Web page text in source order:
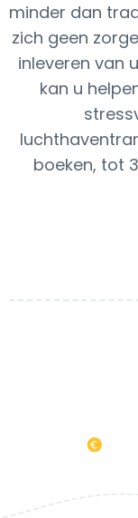
minder dan
zich geen
inleveren van
kan u
boeken, tot